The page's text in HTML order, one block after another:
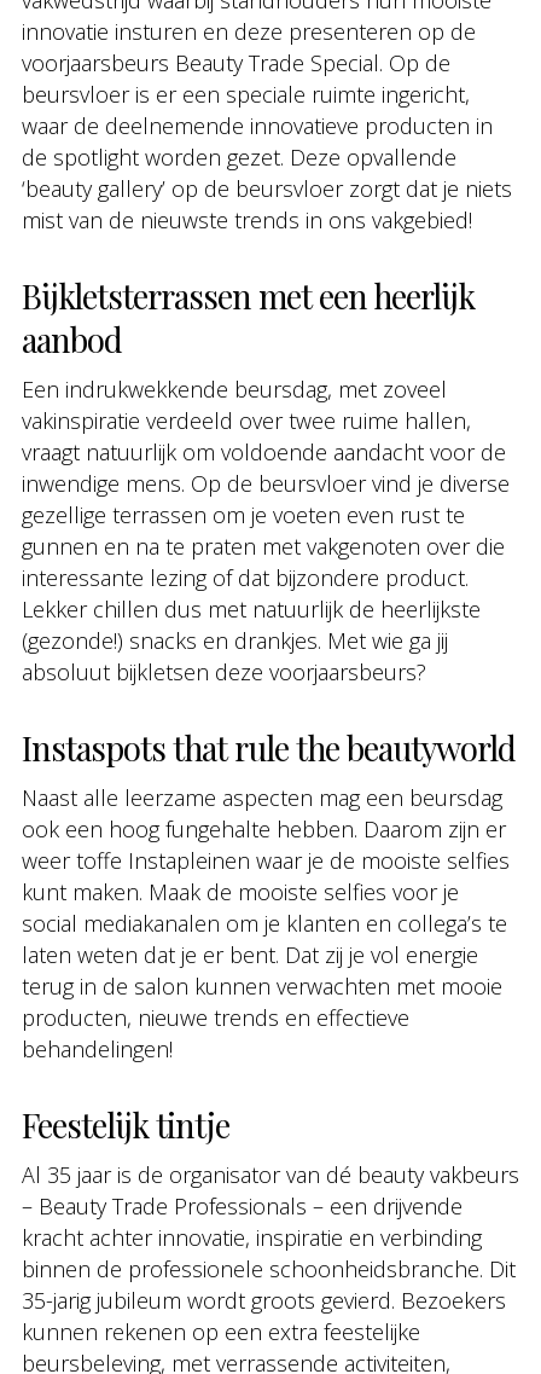
innovatie insturen en deze presenteren op de
voorjaarsbeurs Beauty Trade Special. Op de
beursvloer is er een speciale ruimte ingericht,
waar de deelnemende innovatieve producten in
de spotlight worden gezet. Deze opvallende
‘beauty gallery’ op de beursvloer zorgt dat je niets
mist van de nieuwste trends in ons vakgebied!
Bijkletsterrassen met een heerlijk
aanbod
Een indrukwekkende beursdag, met zoveel
vakinspiratie verdeeld over twee ruime hallen,
vraagt natuurlijk om voldoende aandacht voor de
inwendige mens. Op de beursvloer vind je diverse
gezellige terrassen om je voeten even rust te
gunnen en na te praten met vakgenoten over die
interessante lezing of dat bijzondere product.
Lekker chillen dus met natuurlijk de heerlijkste
(gezonde!) snacks en drankjes. Met wie ga jij
absoluut bijkletsen deze voorjaarsbeurs?
Instaspots that rule the beautyworld
Naast alle leerzame aspecten mag een beursdag
ook een hoog fungehalte hebben. Daarom zijn er
weer toffe Instapleinen waar je de mooiste selfies
kunt maken. Maak de mooiste selfies voor je
social mediakanalen om je klanten en collega’s te
laten weten dat je er bent. Dat zij je vol energie
terug in de salon kunnen verwachten met mooie
producten, nieuwe trends en effectieve
behandelingen!
Feestelijk tintje
Al 35 jaar is de organisator van dé beauty vakbeurs
– Beauty Trade Professionals – een drijvende
kracht achter innovatie, inspiratie en verbinding
binnen de professionele schoonheidsbranche. Dit
35-jarig jubileum wordt groots gevierd. Bezoekers
kunnen rekenen op een extra feestelijke
beursbeleving, met verrassende activiteiten,